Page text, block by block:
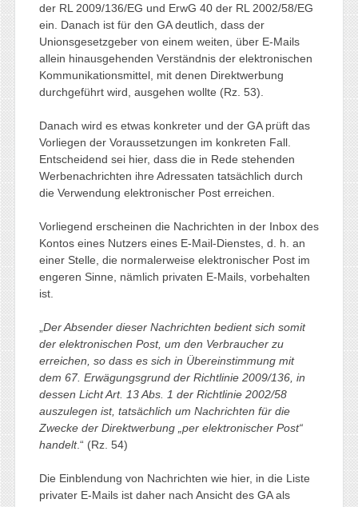
der RL 2009/136/EG und ErwG 40 der RL 2002/58/EG
ein. Danach ist für den GA deutlich, dass der
Unionsgesetzgeber von einem weiten, über E‑Mails
allein hinausgehenden Verständnis der elektronischen
Kommunikationsmittel, mit denen Direktwerbung
durchgeführt wird, ausgehen wollte (Rz. 53).
Danach wird es etwas konkreter und der GA prüft das
Vorliegen der Voraussetzungen im konkreten Fall.
Entscheidend sei hier, dass die in Rede stehenden
Werbenachrichten ihre Adressaten tatsächlich durch
die Verwendung elektronischer Post erreichen.
Vorliegend erscheinen die Nachrichten in der Inbox des
Kontos eines Nutzers eines E‑Mail-Dienstes, d. h. an
einer Stelle, die normalerweise elektronischer Post im
engeren Sinne, nämlich privaten E‑Mails, vorbehalten
ist.
Der Absender dieser Nachrichten bedient sich somit
der elektronischen Post, um den Verbraucher zu
erreichen, so dass es sich in Übereinstimmung mit
dem 67. Erwägungsgrund der Richtlinie 2009/136, in
dessen Licht Art. 13 Abs. 1 der Richtlinie 2002/58
auszulegen ist, tatsächlich um Nachrichten für die
Zwecke der Direktwerbung „per elektronischer Post“
handelt.“ (Rz. 54)
Die Einblendung von Nachrichten wie hier, in die Liste
privater E‑Mails ist daher nach Ansicht des GA als